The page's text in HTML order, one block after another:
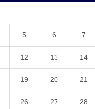
5 6 7
12 13 14
19 20 21
26 27 28